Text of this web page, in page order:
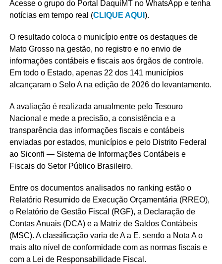
Acesse o grupo do Portal DaquiMT no WhatsApp e tenha
notícias em tempo real (CLIQUE AQUI ).
O resultado coloca o município entre os destaques de
Mato Grosso na gestão, no registro e no envio de
informações contábeis e fiscais aos órgãos de controle.
Em todo o Estado, apenas 22 dos 141 municípios
alcançaram o Selo A na edição de 2026 do levantamento.
A avaliação é realizada anualmente pelo Tesouro
Nacional e mede a precisão, a consistência e a
transparência das informações fiscais e contábeis
enviadas por estados, municípios e pelo Distrito Federal
ao Siconfi — Sistema de Informações Contábeis e
Fiscais do Setor Público Brasileiro.
Entre os documentos analisados no ranking estão o
Relatório Resumido de Execução Orçamentária (RREO),
o Relatório de Gestão Fiscal (RGF), a Declaração de
Contas Anuais (DCA) e a Matriz de Saldos Contábeis
(MSC). A classificação varia de A a E, sendo a Nota A o
mais alto nível de conformidade com as normas fiscais e
com a Lei de Responsabilidade Fiscal.